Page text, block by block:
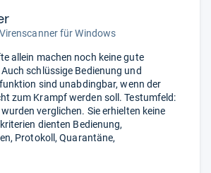
für Windows
allein machen noch keine gute
schlüssige Bedienung und
sind unabdingbar, wenn der
zum Krampf werden soll. Testumfeld:
verglichen. Sie erhielten keine
dienten Bedienung,
Protokoll, Quarantäne,